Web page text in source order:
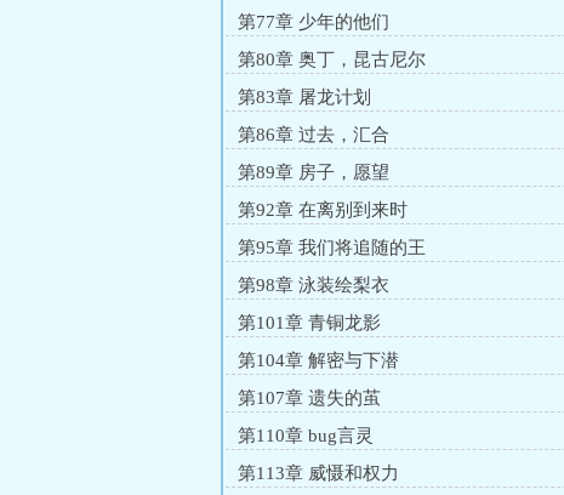
第77章 少年的他们
第80章 奥丁，昆古尼尔
第83章 屠龙计划
第86章 过去，汇合
第89章 房子，愿望
第92章 在离别到来时
第95章 我们将追随的王
第98章 泳装绘梨衣
第101章 青铜龙影
第104章 解密与下潜
第107章 遗失的茧
第110章 bug言灵
第113章 威慑和权力